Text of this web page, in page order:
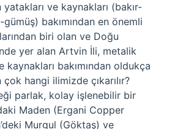
ve kaynakları (bakır-
bakımından en önemli
biri olan ve Doğu
yer alan Artvin İli, metalik
kaynakları bakımından oldukça
hangi ilimizde çıkarılır?
parlak, kolay işlenebilir bir
Maden (Ergani Copper
Murgul (Göktaş) ve